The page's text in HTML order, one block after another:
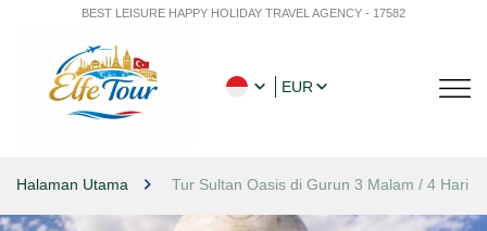
BEST LEISURE HAPPY HOLIDAY TRAVEL AGENCY - 17582
EUR
Halaman Utama Tur Sultan Oasis di Gurun 3 Malam / 4 Hari